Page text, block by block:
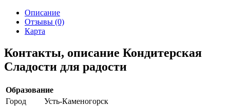
Описание
Отзывы (0)
Карта
Контакты, описание Кондитерская
Сладости для радости
Образование
Город
Усть-Каменогорск